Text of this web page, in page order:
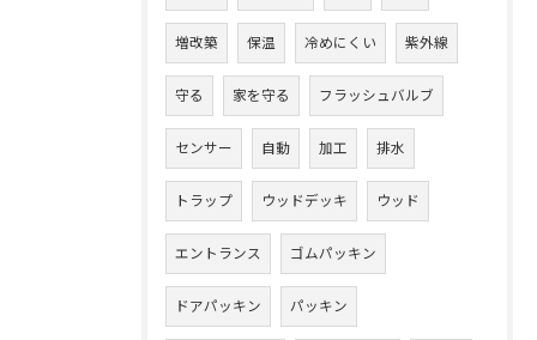
増改築 保温 冷めにくい 紫外線
守る 家を守る フラッシュバルブ
センサー 自動 加工 排水
トラップ ウッドデッキ ウッド
エントランス ゴムパッキン
ドアパッキン パッキン